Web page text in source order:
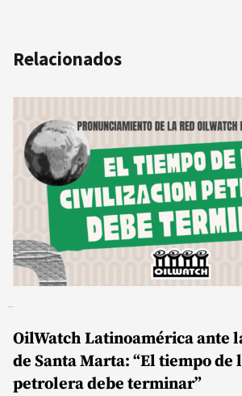
Relacionados
OilWatch Latinoamérica ante
de Santa Marta: “El tiempo
petrolera debe terminar”